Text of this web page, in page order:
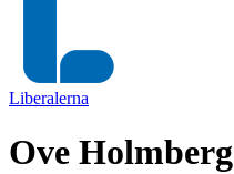
Liberalerna
Ove Holmberg